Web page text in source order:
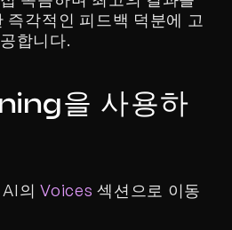
각적인 피드백 덕분에 고
합니다.
을 사용하
AI의 Voices 섹션으로 이동